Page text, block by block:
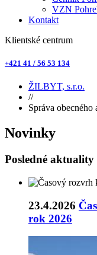
VZN
Kontakt
Klientské centrum
+421 41 / 56 53 134
ŽILBYT, s.r.o.
//
Správa obecného
Novinky
Posledné aktuality
23.4.2026
rok 2026